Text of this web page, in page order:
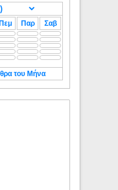
Πεμ Παρ Σαβ
του Μήνα